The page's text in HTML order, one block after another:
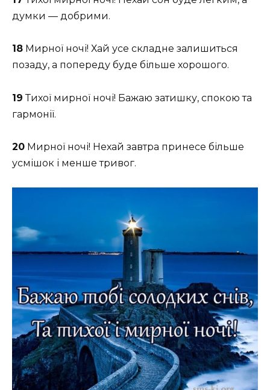
думки — добрими.
18 Мирної ночі! Хай усе складне залишиться
позаду, а попереду буде більше хорошого.
19 Тихої мирної ночі! Бажаю затишку, спокою та
гармонії.
20 Мирної ночі! Нехай завтра принесе більше
усмішок і менше тривог.